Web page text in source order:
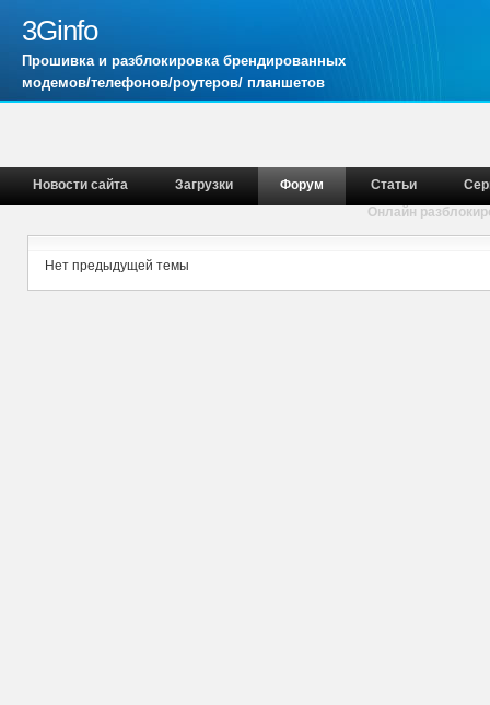
3Ginfo
Прошивка и разблокировка брендированных
модемов/телефонов/роутеров/ планшетов
Новости сайта Загрузки Форум Статьи
Онлайн
Нет предыдущей темы